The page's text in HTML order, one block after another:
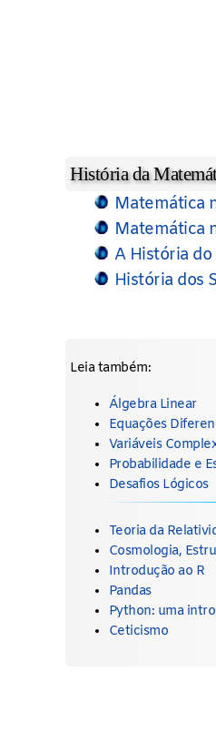
História da
Matemática
Matemática
A História do
História dos
Leia também:
Álgebra Linear
Equações
Variáveis
Probabilidade e
Desafios Lógicos
Teoria da
Cosmologia,
Introdução ao R
Pandas
Python: uma
Ceticismo